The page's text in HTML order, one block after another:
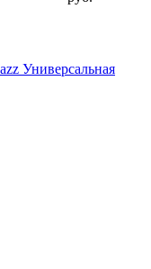
Универсальная